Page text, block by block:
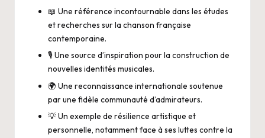
📖 Une référence incontournable dans les études
et recherches sur la chanson française
contemporaine.
🎙️ Une source d’inspiration pour la construction de
nouvelles identités musicales.
🌍 Une reconnaissance internationale soutenue
par une fidèle communauté d’admirateurs.
💡 Un exemple de résilience artistique et
personnelle, notamment face à ses luttes contre la